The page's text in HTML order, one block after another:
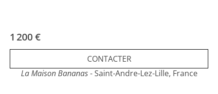
1 200 €
CONTACTER
La Maison Bananas- Saint-Andre-Lez-Lille, France